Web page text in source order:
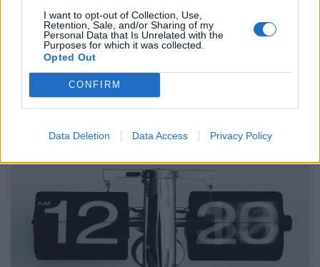
I want to opt-out of Collection, Use,
Retention, Sale, and/or Sharing of my
Personal Data that Is Unrelated with the
Purposes for which it was collected.
Opted Out
CONFIRM
Data Deletion Data Access Privacy Policy
Δείτε επίσης